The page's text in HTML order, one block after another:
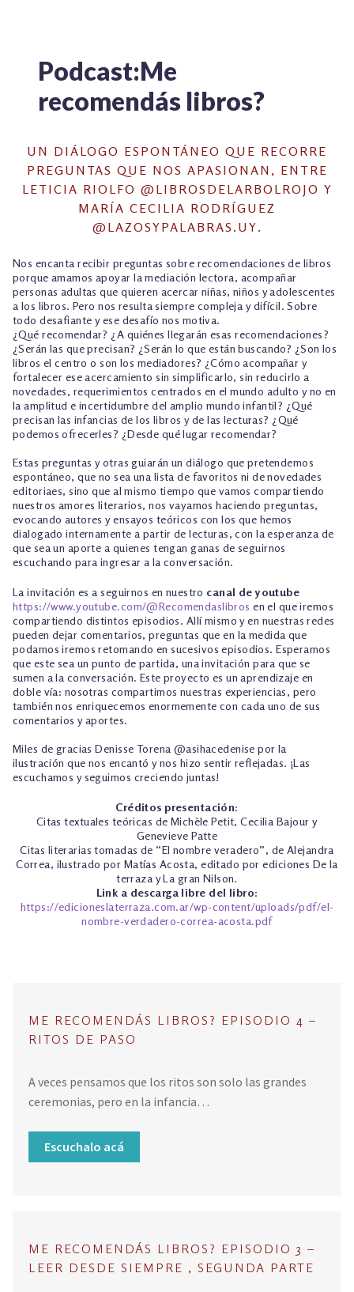
EL ESTANTE INCÓMODO – PODCAST
TALLER EXPLORACIONES LITERARIAS
Podcast:Me
recomendás libros?
UN DIÁLOGO ESPONTÁNEO QUE RECORRE
PREGUNTAS QUE NOS APASIONAN, ENTRE
LETICIA RIOLFO @LIBROSDELARBOLROJO Y
MARÍA CECILIA RODRÍGUEZ
@LAZOSYPALABRAS.UY.
Nos encanta recibir preguntas sobre recomendaciones de libros
porque amamos apoyar la mediación lectora, acompañar
personas adultas que quieren acercar niñas, niños y adolescentes
a los libros. Pero nos resulta siempre compleja y difícil. Sobre
todo desafiante y ese desafío nos motiva.
¿Qué recomendar? ¿A quiénes llegarán esas recomendaciones?
¿Serán las que precisan? ¿Serán lo que están buscando? ¿Son los
libros el centro o son los mediadores? ¿Cómo acompañar y
fortalecer ese acercamiento sin simplificarlo, sin reducirlo a
novedades, requerimientos centrados en el mundo adulto y no en
la amplitud e incertidumbre del amplio mundo infantil? ¿Qué
precisan las infancias de los libros y de las lecturas? ¿Qué
podemos ofrecerles? ¿Desde qué lugar recomendar?
Estas preguntas y otras guiarán un diálogo que pretendemos
espontáneo, que no sea una lista de favoritos ni de novedades
editoriaes, sino que al mismo tiempo que vamos compartiendo
nuestros amores literarios, nos vayamos haciendo preguntas,
evocando autores y ensayos teóricos con los que hemos
dialogado internamente a partir de lecturas, con la esperanza de
que sea un aporte a quienes tengan ganas de seguirnos
escuchando para ingresar a la conversación.
La invitación es a seguirnos en nuestro canal de youtube
https://www.youtube.com/@Recomendaslibros en el que iremos
compartiendo distintos episodios. Allí mismo y en nuestras redes
pueden dejar comentarios, preguntas que en la medida que
podamos iremos retomando en sucesivos episodios. Esperamos
que este sea un punto de partida, una invitación para que se
sumen a la conversación. Este proyecto es un aprendizaje en
doble vía: nosotras compartimos nuestras experiencias, pero
también nos enriquecemos enormemente con cada uno de sus
comentarios y aportes.
Miles de gracias Denisse Torena @asihacedenise por la
ilustración que nos encantó y nos hizo sentir reflejadas. ¡Las
escuchamos y seguimos creciendo juntas!
Créditos presentación:
Citas textuales teóricas de Michèle Petit, Cecilia Bajour y
Genevieve Patte
Citas literarias tomadas de “El nombre veradero”, de Alejandra
Correa, ilustrado por Matías Acosta, editado por ediciones De la
terraza y La gran Nilson.
Link a descarga libre del libro:
https://edicioneslaterraza.com.ar/wp-content/uploads/pdf/el-
nombre-verdadero-correa-acosta.pdf
ME RECOMENDÁS LIBROS? EPISODIO 4 –
RITOS DE PASO
A veces pensamos que los ritos son solo las grandes
ceremonias, pero en la infancia…
Escuchalo acá
ME RECOMENDÁS LIBROS? EPISODIO 3 –
LEER DESDE SIEMPRE , SEGUNDA PARTE